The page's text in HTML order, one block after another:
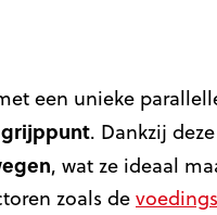
een unieke
grijppunt. Dankzij
, wat ze ideaal
zoals de